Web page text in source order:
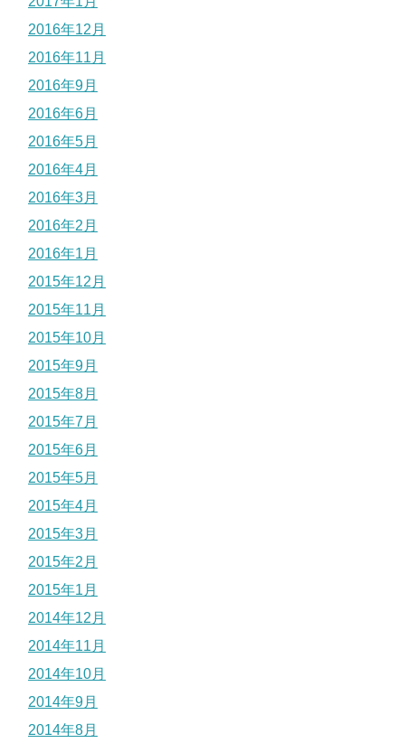
2016年12月
2016年11月
2016年9月
2016年6月
2016年5月
2016年4月
2016年3月
2016年2月
2016年1月
2015年12月
2015年11月
2015年10月
2015年9月
2015年8月
2015年7月
2015年6月
2015年5月
2015年4月
2015年3月
2015年2月
2015年1月
2014年12月
2014年11月
2014年10月
2014年9月
2014年8月